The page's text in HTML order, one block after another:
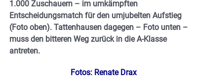
1.000 Zuschauern – im umkämpften
Entscheidungsmatch für den umjubelten Aufstieg
(Foto oben). Tattenhausen dagegen – Foto unten –
muss den bitteren Weg zurück in die A-Klasse
antreten.
Fotos: Renate Drax